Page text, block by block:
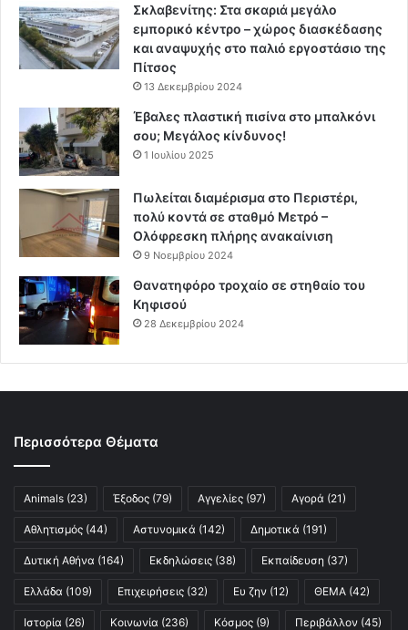
Σκλαβενίτης: Στα σκαριά μεγάλο
εμπορικό κέντρο – χώρος διασκέδασης
και αναψυχής στο παλιό εργοστάσιο της
Πίτσος
13 Δεκεμβρίου 2024
Έβαλες πλαστική πισίνα στο μπαλκόνι
σου; Μεγάλος κίνδυνος!
1 Ιουλίου 2025
Πωλείται διαμέρισμα στο Περιστέρι,
πολύ κοντά σε σταθμό Μετρό –
Ολόφρεσκη πλήρης ανακαίνιση
9 Νοεμβρίου 2024
Θανατηφόρο τροχαίο σε στηθαίο του
Κηφισού
28 Δεκεμβρίου 2024
Περισσότερα Θέματα
Animals (23) Έξοδος (79) Αγγελίες (97) Αγορά (21)
Αθλητισμός (44) Αστυνομικά (142) Δημοτικά (191)
Δυτική Αθήνα (164) Εκδηλώσεις (38) Εκπαίδευση (37)
Ελλάδα (109) Επιχειρήσεις (32) Ευ ζην (12) ΘΕΜΑ (42)
Ιστορία (26) Κοινωνία (236) Κόσμος (9) Περιβάλλον (45)